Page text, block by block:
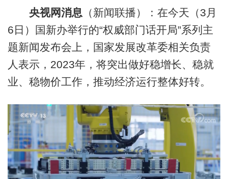
央视网消息 （新闻联播）：在今天（3月
6日）国新办举行的“权威部门话开局”系列主
题新闻发布会上，国家发展改革委相关负责
人表示，2023年，将突出做好稳增长、稳就
业、稳物价工作，推动经济运行整体好转。